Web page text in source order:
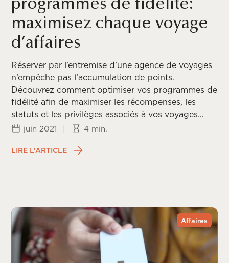
programmes de fidélité:
maximisez chaque voyage
d’affaires
Réserver par l’entremise d’une agence de voyages
n’empêche pas l’accumulation de points.
Découvrez comment optimiser vos programmes de
fidélité afin de maximiser les récompenses, les
statuts et les privilèges associés à vos voyages
d’affaires.
juin 2021 | 4 min.
LIRE L’ARTICLE
Affaires